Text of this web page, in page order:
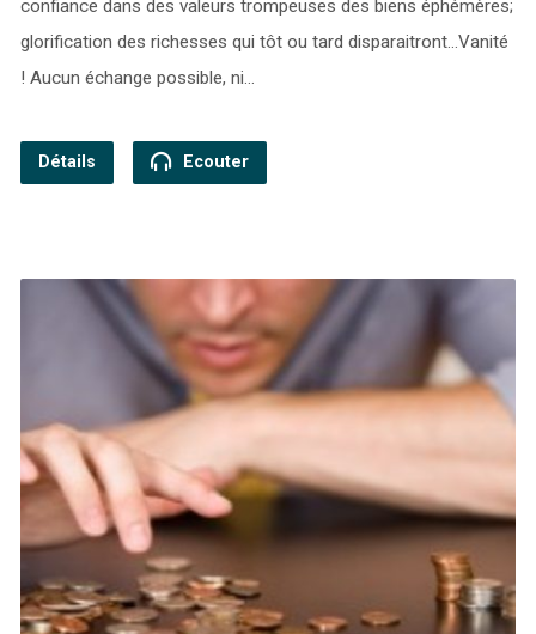
confiance dans des valeurs trompeuses des biens éphémères;
glorification des richesses qui tôt ou tard disparaitront…Vanité
! Aucun échange possible, ni…
Détails Ecouter